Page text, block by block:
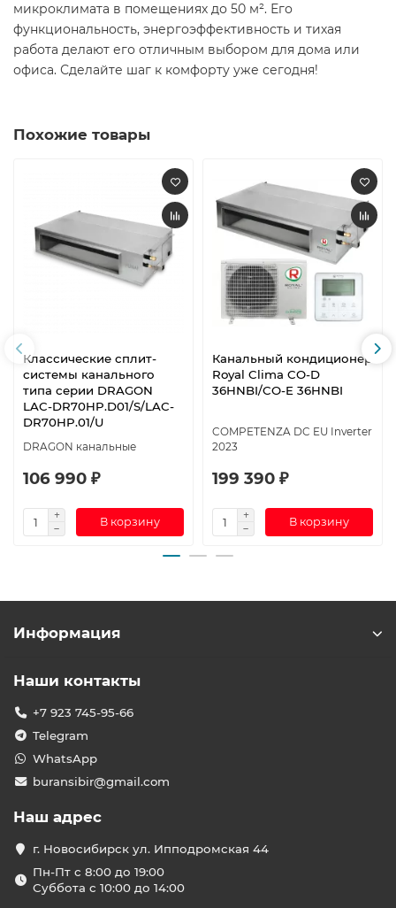
микроклимата в помещениях до 50 м². Его
функциональность, энергоэффективность и тихая
работа делают его отличным выбором для дома или
офиса. Сделайте шаг к комфорту уже сегодня!
Похожие товары
Классические сплит-
системы канального
типа серии DRAGON
LAC-DR70HP.D01/S/LAC-
DR70HP.01/U
DRAGON канальные
106 990 ₽
В корзину
Канальный кондиционер
Royal Clima CO-D
36HNBI/CO-E 36HNBI
COMPETENZA DC EU Inverter
2023
199 390 ₽
В корзину
Информация
Наши контакты
+7 923 745-95-66
Telegram
WhatsApp
buransibir@gmail.com
Наш адрес
г. Новосибирск ул. Ипподромская 44
Пн-Пт с 8:00 до 19:00
Суббота с 10:00 до 14:00